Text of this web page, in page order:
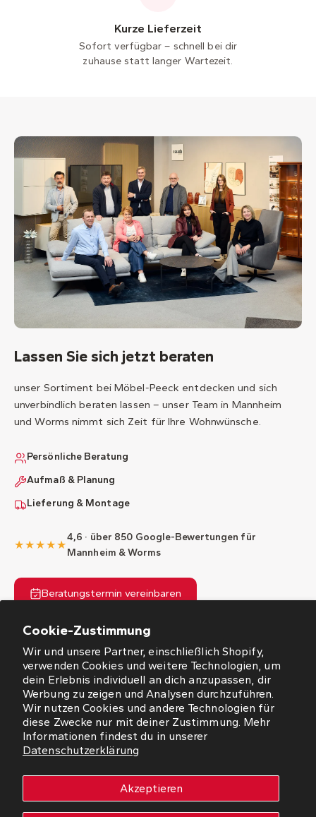
Cookie-Zustimmung
Wir und unsere Partner, einschließlich Shopify,
verwenden Cookies und weitere Technologien, um
dein Erlebnis individuell an dich anzupassen, dir
Werbung zu zeigen und Analysen durchzuführen.
Wir nutzen Cookies und andere Technologien für
diese Zwecke nur mit deiner Zustimmung. Mehr
Informationen findest du in unserer
Datenschutzerklärung
Akzeptieren
Kurze Lieferzeit
Sofort verfügbar – schnell bei dir
zuhause statt langer Wartezeit.
Lassen Sie sich jetzt beraten
unser Sortiment bei Möbel-Peeck entdecken und sich
unverbindlich beraten lassen – unser Team in Mannheim
und Worms nimmt sich Zeit für Ihre Wohnwünsche.
Persönliche Beratung
Aufmaß & Planung
Lieferung & Montage
★★★★★
4,6 · über 850 Google-Bewertungen für
Mannheim & Worms
Beratungstermin vereinbaren
ÖFFNUNGSZEITEN
NEWSLETTER
WORMS